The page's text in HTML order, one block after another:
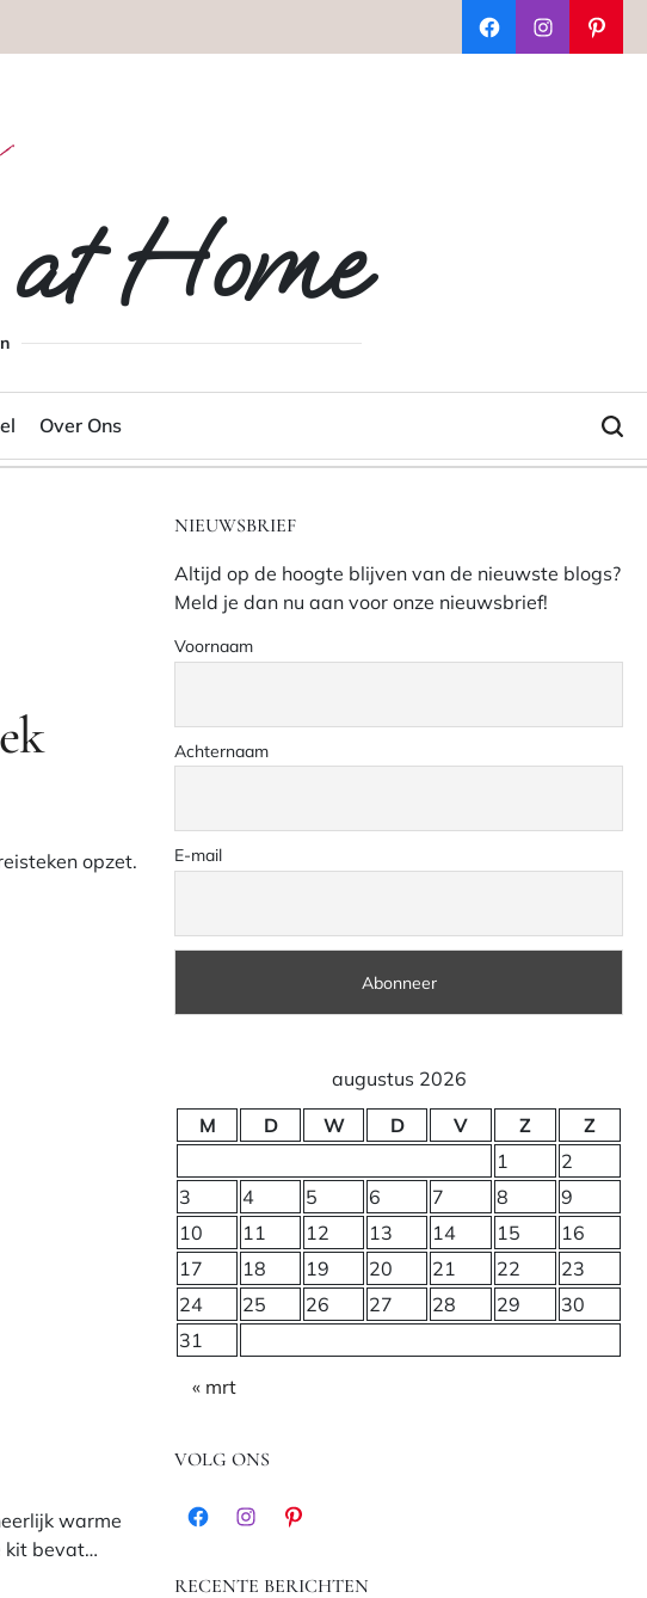
FacebookInstagram
Home
Over Ons
opzet.
warme
kit bevat…
NIEUWSBRIEF
Altijd op de hoogte blijven van de nieuwste blogs?
Meld je dan nu aan voor onze nieuwsbrief!
Voornaam
Achternaam
E-mail
augustus 2026
M
D W D V Z
Z
1
2
3
4 5 6 7 8
9
10
11 12 13 14 15
16
17
18 19 20 21 22
23
24
25 26 27 28 29
30
31
« mrt
VOLG ONS
FacebookInstagramPinterest
RECENTE BERICHTEN